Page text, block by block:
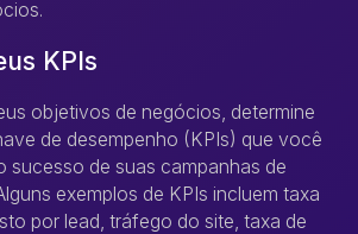
KPIs
objetivos de negócios, determine
de desempenho (KPIs) que você
sucesso de suas campanhas de
exemplos de KPIs incluem taxa
por lead, tráfego do site, taxa de